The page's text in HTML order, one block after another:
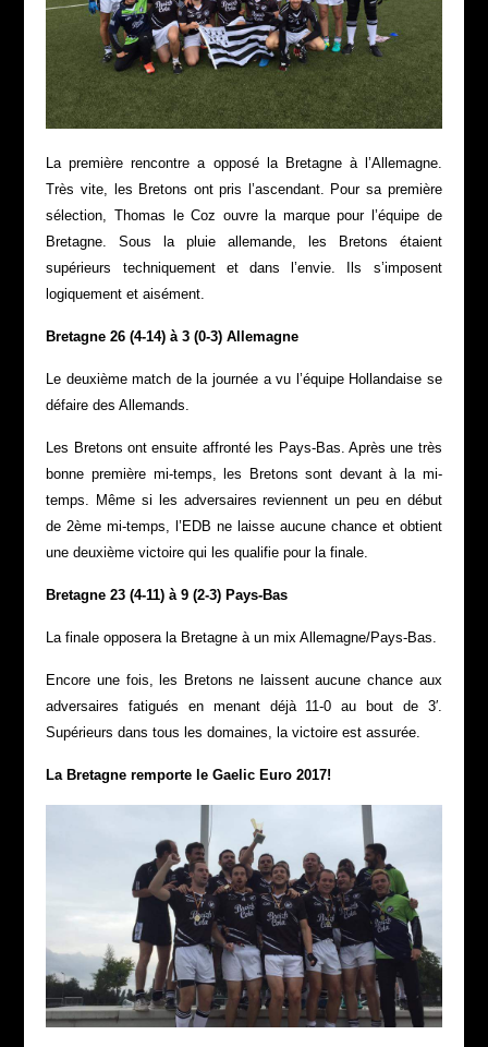
La première rencontre a opposé la Bretagne à l’Allemagne.
Très vite, les Bretons ont pris l’ascendant. Pour sa première
sélection, Thomas le Coz ouvre la marque pour l’équipe de
Bretagne. Sous la pluie allemande, les Bretons étaient
supérieurs techniquement et dans l’envie. Ils s’imposent
logiquement et aisément.
Bretagne 26 (4-14) à 3 (0-3) Allemagne
Le deuxième match de la journée a vu l’équipe Hollandaise se
défaire des Allemands.
Les Bretons ont ensuite affronté les Pays-Bas. Après une très
bonne première mi-temps, les Bretons sont devant à la mi-
temps. Même si les adversaires reviennent un peu en début
de 2ème mi-temps, l’EDB ne laisse aucune chance et obtient
une deuxième victoire qui les qualifie pour la finale.
Bretagne 23 (4-11) à 9 (2-3) Pays-Bas
La finale opposera la Bretagne à un mix Allemagne/Pays-Bas.
Encore une fois, les Bretons ne laissent aucune chance aux
adversaires fatigués en menant déjà 11-0 au bout de 3′.
Supérieurs dans tous les domaines, la victoire est assurée.
La Bretagne remporte le Gaelic Euro 2017!